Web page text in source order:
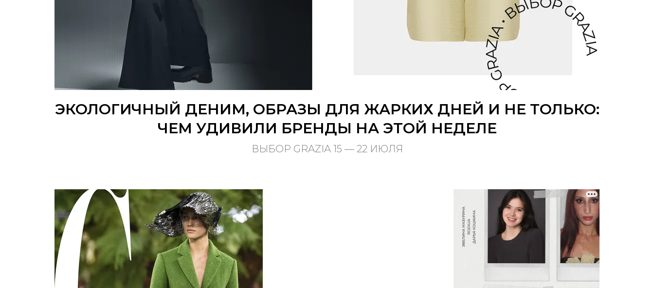
ЭКОЛОГИЧНЫЙ ДЕНИМ, ОБРАЗЫ ДЛЯ ЖАРКИХ ДНЕЙ И НЕ ТОЛЬКО:
ЧЕМ УДИВИЛИ БРЕНДЫ НА ЭТОЙ НЕДЕЛЕ
ВЫБОР GRAZIA 15 — 22 ИЮЛЯ